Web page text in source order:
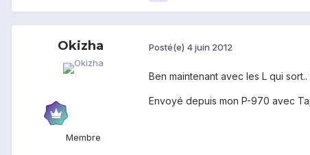
Okizha
Membre
Posté(e) 4 juin 2012
Ben maintenant avec les L qui
Envoyé depuis mon P-970 avec